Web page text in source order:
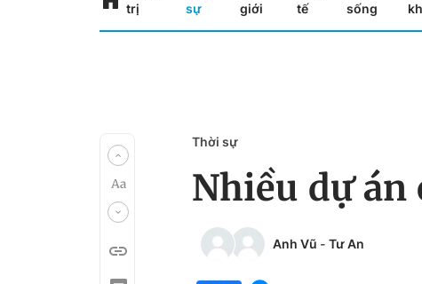
trị
sự
giới
tế
sống
Thời sự
Nhiều dự án
Anh Vũ - Tư An